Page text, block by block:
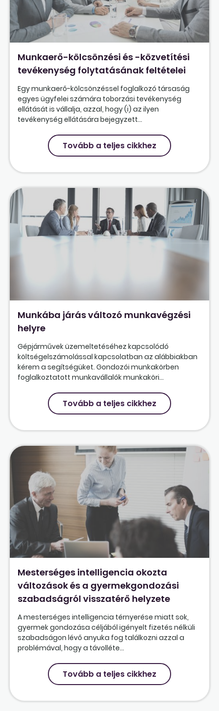
Munkaerő-kölcsönzési és -közvetítési
tevékenység folytatásának feltételei
Egy munkaerő-kölcsönzéssel foglalkozó társaság
egyes ügyfelei számára toborzási tevékenység
ellátását is vállalja, azzal, hogy (i) az ilyen
tevékenység ellátására bejegyzett...
Tovább a teljes cikkhez
Munkába járás változó munkavégzési
helyre
Gépjárművek üzemeltetéséhez kapcsolódó
költségelszámolással kapcsolatban az alábbiakban
kérem a segítségüket. Gondozói munkakörben
foglalkoztatott munkavállalók munkaköri...
Tovább a teljes cikkhez
Mesterséges intelligencia okozta
változások és a gyermekgondozási
szabadságról visszatérő helyzete
A mesterséges intelligencia térnyerése miatt sok,
gyermek gondozása céljából igényelt fizetés nélküli
szabadságon lévő anyuka fog találkozni azzal a
problémával, hogy a távolléte...
Tovább a teljes cikkhez